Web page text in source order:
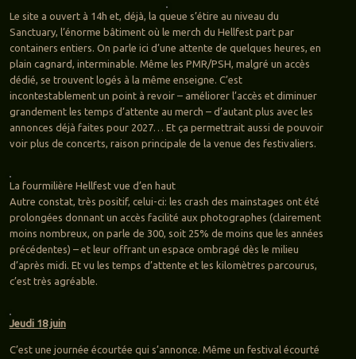
Le site a ouvert à 14h et, déjà, la queue s’étire au niveau du
Sanctuary, l’énorme bâtiment où le merch du Hellfest part par
containers entiers. On parle ici d’une attente de quelques heures, en
plain cagnard, interminable. Même les PMR/PSH, malgré un accès
dédié, se trouvent logés à la même enseigne. C’est
incontestablement un point à revoir – améliorer l’accès et diminuer
grandement les temps d’attente au merch – d’autant plus avec les
annonces déjà faites pour 2027… Et ça permettrait aussi de pouvoir
voir plus de concerts, raison principale de la venue des festivaliers.
La fourmilière Hellfest vue d’en haut
Autre constat, très positif, celui-ci: les crash des mainstages ont été
prolongées donnant un accès facilité aux photographes (clairement
moins nombreux, on parle de 300, soit 25% de moins que les années
précédentes) – et leur offrant un espace ombragé dès le milieu
d’après midi. Et vu les temps d’attente et les kilomètres parcourus,
c’est très agréable.
Jeudi 18 juin
C’est une journée écourtée qui s’annonce. Même un festival écourté